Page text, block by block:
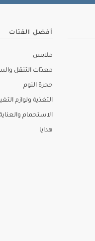
أفضل الفئات
ملابس
معدّات التنقل
حجرة النوم
التغذية ولوازم
الاستحمام
هدايا